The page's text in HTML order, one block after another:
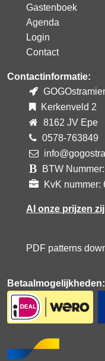
Gastenboek
Agenda
Login
Contact
Contactinformatie:
Kerkenveld 2
8162 JV Epe
0578-763849
BTW
KvK nummer:
Al onze prijzen
PDF patterns
Betaalmogelijkheden: